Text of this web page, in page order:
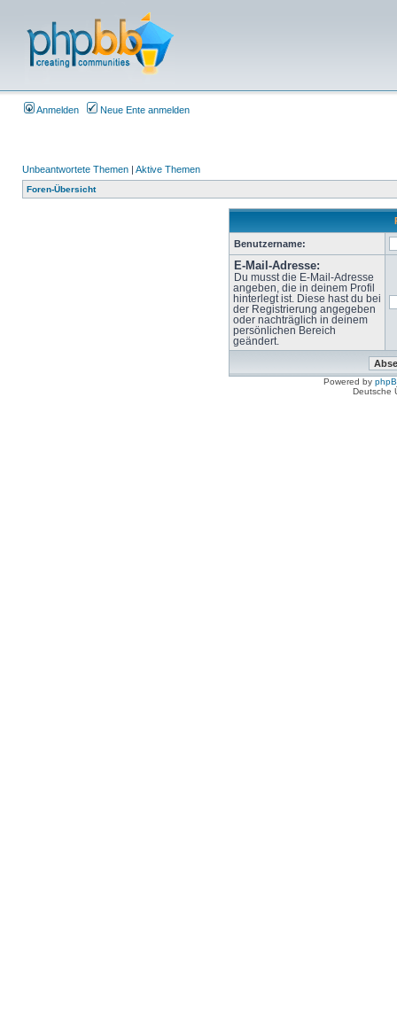
Anmelden Neue Ente anmelden
Unbeantwortete Themen | Aktive Themen
Foren-Übersicht
Benutzername:
E-Mail-Adresse:
Du musst die E-Mail-Adresse
angeben, die in deinem Profil
hinterlegt ist. Diese hast du bei
der Registrierung angegeben
oder nachträglich in deinem
persönlichen Bereich
geändert.
Powered by
Deutsche